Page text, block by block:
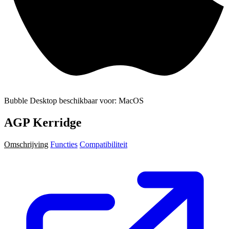
Bubble Desktop beschikbaar voor: MacOS
AGP Kerridge
Omschrijving Functies Compatibiliteit